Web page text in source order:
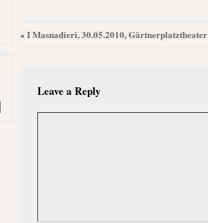
« I Masnadieri, 30.05.2010, Gärtnerplatztheater
Leave a Reply